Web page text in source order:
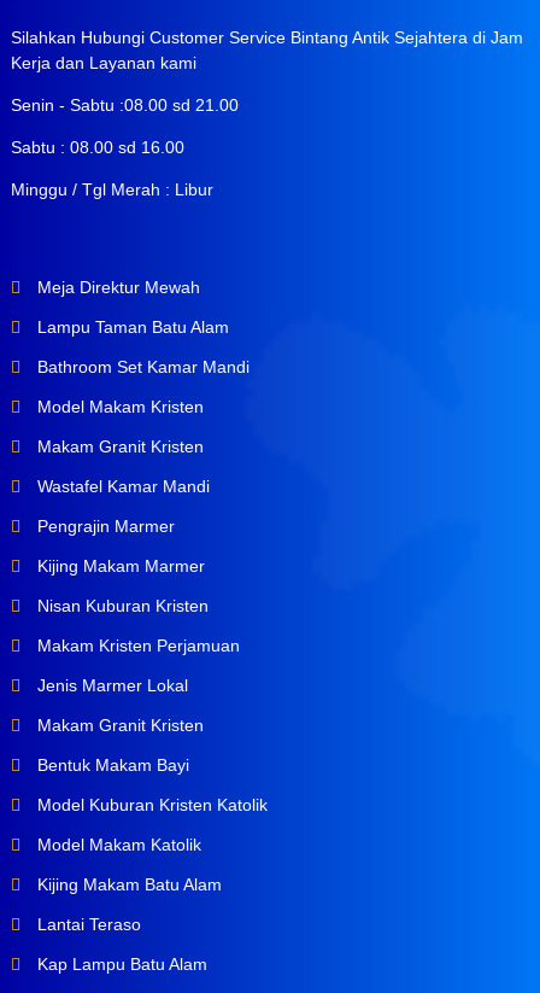
Silahkan Hubungi Customer Service Bintang Antik Sejahtera di Jam
Kerja dan Layanan kami
Senin - Sabtu :08.00 sd 21.00
Sabtu : 08.00 sd 16.00
Minggu / Tgl Merah : Libur
Meja Direktur Mewah
Lampu Taman Batu Alam
Bathroom Set Kamar Mandi
Model Makam Kristen
Makam Granit Kristen
Wastafel Kamar Mandi
Pengrajin Marmer
Kijing Makam Marmer
Nisan Kuburan Kristen
Makam Kristen Perjamuan
Jenis Marmer Lokal
Makam Granit Kristen
Bentuk Makam Bayi
Model Kuburan Kristen Katolik
Model Makam Katolik
Kijing Makam Batu Alam
Lantai Teraso
Kap Lampu Batu Alam